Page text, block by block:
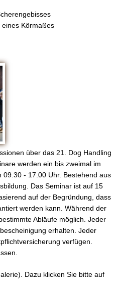
Körmaßes
über das 21. Dog Handling
werden ein bis zweimal im
- 17.00 Uhr. Bestehend aus
Das Seminar ist auf 15
auf der Begründung, dass
werden kann. Während der
Abläufe möglich. Jeder
erhalten. Jeder
verfügen.
Dazu klicken Sie bitte auf